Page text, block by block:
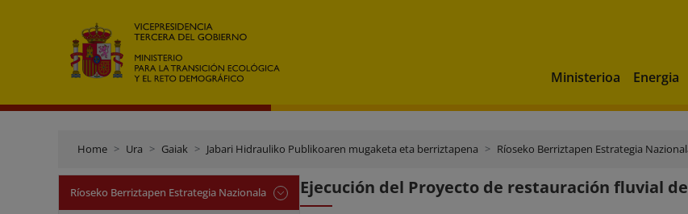
Ministerioa Energia
Home Ura Gaiak Jabari Hidrauliko Publikoaren mugaketa eta berriztapena Ríoseko Berriztapen Estrategia
Ríoseko Berriztapen Estrategia Nazionala Ejecución del Proyecto de restauración fluvial